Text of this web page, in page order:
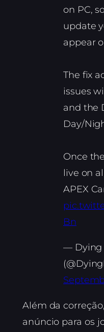
on PC,
update
appear
The fix
issues
and the
Day/
Once
live on
APEX
Bn
— Dying
Além da
anúncio para os